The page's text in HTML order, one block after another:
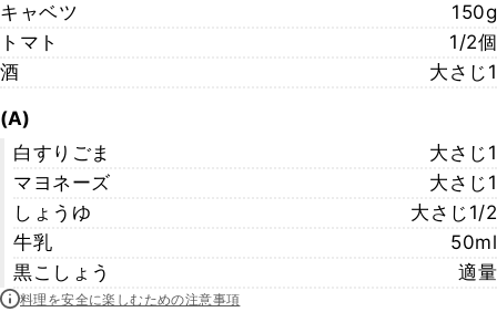
キャベツ
150g
トマト
1/2個
酒
大さじ1
(A)
白すりごま
大さじ1
マヨネーズ
大さじ1
しょうゆ
大さじ1/2
牛乳
50ml
黒こしょう
適量
料理を安全に楽しむための注意事項